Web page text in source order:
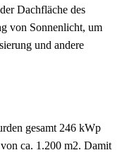
Dachfläche des
von Sonnenlicht, um
und andere
gesamt 246 kWp
ca. 1.200 m2. Damit